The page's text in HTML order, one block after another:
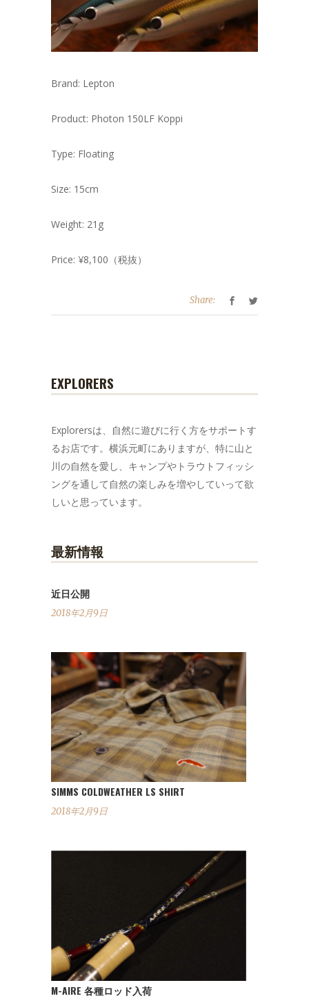
Brand: Lepton
Product: Photon 150LF Koppi
Type: Floating
Size: 15cm
Weight: 21g
Price: ¥8,100（税抜）
Share:
EXPLORERS
Explorersは、自然に遊びに行く方をサポートす
るお店です。横浜元町にありますが、特に山と
川の自然を愛し、キャンプやトラウトフィッシ
ングを通して自然の楽しみを増やしていって欲
しいと思っています。
最新情報
近日公開
2018年2月9日
SIMMS COLDWEATHER LS SHIRT
2018年2月9日
M-AIRE 各種ロッド入荷